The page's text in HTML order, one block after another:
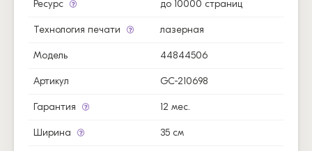
Ресурс до 10000 страниц
Технология печати лазерная
Модель 44844506
Артикул GC-210698
Гарантия 12 мес.
Ширина 35 см